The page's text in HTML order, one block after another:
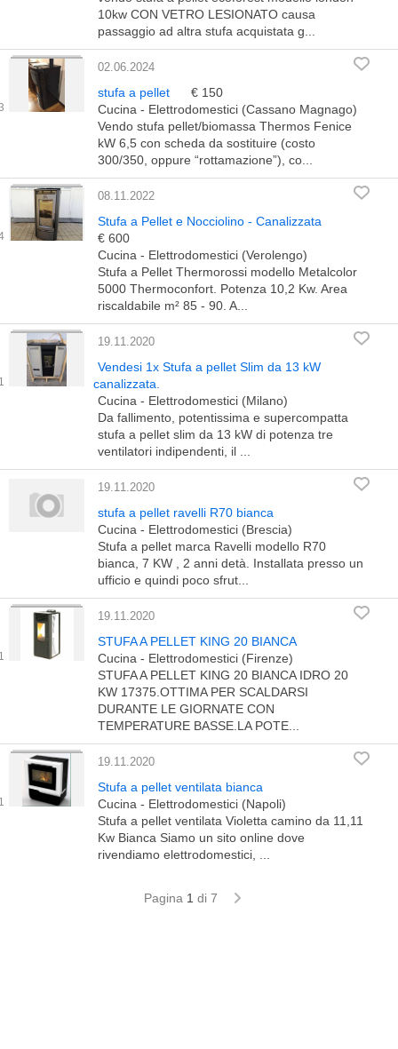
10kw CON VETRO LESIONATO causa
passaggio ad altra stufa acquistata g...
02.06.2024
stufa a pellet
€ 150
Cucina - Elettrodomestici (Cassano Magnago)
Vendo stufa pellet/biomassa Thermos Fenice
kW 6,5 con scheda da sostituire (costo
300/350, oppure “rottamazione”), co...
08.11.2022
Stufa a Pellet e Nocciolino - Canalizzata
€ 600
Cucina - Elettrodomestici (Verolengo)
Stufa a Pellet Thermorossi modello Metalcolor
5000 Thermoconfort. Potenza 10,2 Kw. Area
riscaldabile m² 85 - 90. A...
19.11.2020
Vendesi 1x Stufa a pellet Slim da 13 kW
canalizzata.
Cucina - Elettrodomestici (Milano)
Da fallimento, potentissima e supercompatta
stufa a pellet slim da 13 kW di potenza tre
ventilatori indipendenti, il ...
19.11.2020
stufa a pellet ravelli R70 bianca
Cucina - Elettrodomestici (Brescia)
Stufa a pellet marca Ravelli modello R70
bianca, 7 KW , 2 anni detà. Installata presso un
ufficio e quindi poco sfrut...
19.11.2020
STUFA A PELLET KING 20 BIANCA
Cucina - Elettrodomestici (Firenze)
STUFA A PELLET KING 20 BIANCA IDRO 20
KW 17375.OTTIMA PER SCALDARSI
DURANTE LE GIORNATE CON
TEMPERATURE BASSE.LA POTE...
19.11.2020
Stufa a pellet ventilata bianca
Cucina - Elettrodomestici (Napoli)
Stufa a pellet ventilata Violetta camino da 11,11
Kw Bianca Siamo un sito online dove
rivendiamo elettrodomestici, ...
Pagina 1 di 7